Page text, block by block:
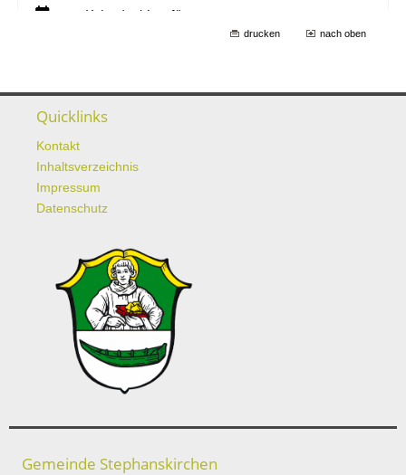
drucken nach oben
Quicklinks
Kontakt
Inhaltsverzeichnis
Impressum
Datenschutz
Gemeinde Stephanskirchen